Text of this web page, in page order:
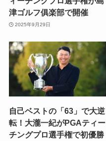
津ゴルフ俱楽部で開催
2025年9月29日
自己ベストの「63」で大逆
転！大瀧一紀がPGAティー
チングプロ選手権で初優勝